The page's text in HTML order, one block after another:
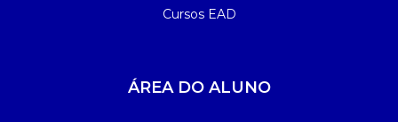
Cursos EAD
ÁREA DO ALUNO